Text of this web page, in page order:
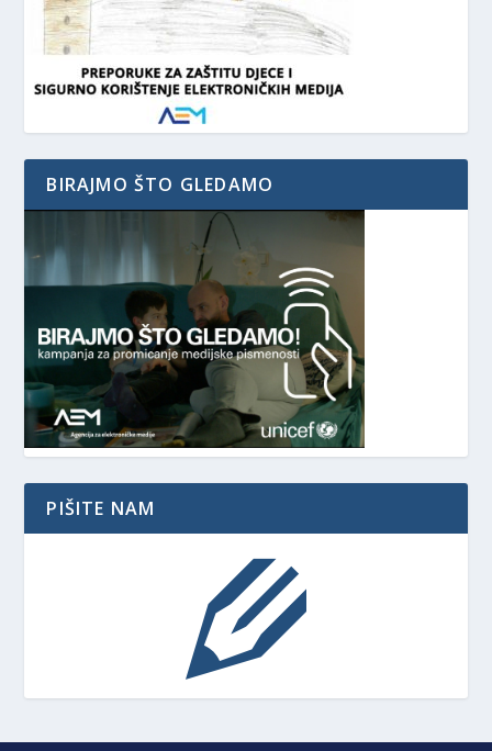
BIRAJMO ŠTO GLEDAMO
PIŠITE NAM